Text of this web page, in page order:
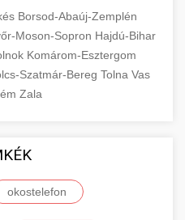
Borsod-Abaúj-Zemplén
Moson-Sopron Hajdú-Bihar
Komárom-Esztergom
Szatmár-Bereg Tolna Vas
Zala
okostelefon